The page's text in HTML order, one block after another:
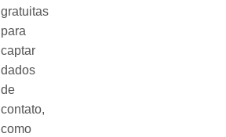
gratuitas
para
captar
dados
de
contato,
como